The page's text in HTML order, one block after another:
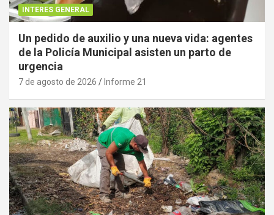
INTERES GENERAL
Un pedido de auxilio y una nueva vida: agentes
de la Policía Municipal asisten un parto de
urgencia
7 de agosto de 2026 Informe 21